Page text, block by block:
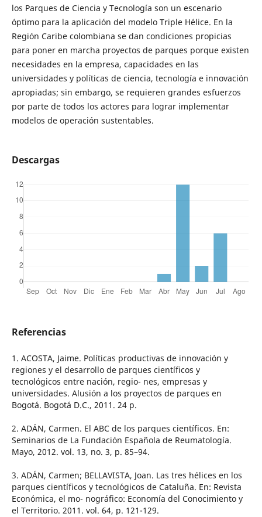
los Parques de Ciencia y Tecnología son un escenario
óptimo para la aplicación del modelo Triple Hélice. En la
Región Caribe colombiana se dan condiciones propicias
para poner en marcha proyectos de parques porque existen
necesidades en la empresa, capacidades en las
universidades y políticas de ciencia, tecnología e innovación
apropiadas; sin embargo, se requieren grandes esfuerzos
por parte de todos los actores para lograr implementar
modelos de operación sustentables.
Descargas
Referencias
1. ACOSTA, Jaime. Políticas productivas de innovación y
regiones y el desarrollo de parques científicos y
tecnológicos entre nación, regio- nes, empresas y
universidades. Alusión a los proyectos de parques en
Bogotá. Bogotá D.C., 2011. 24 p.
2. ADÁN, Carmen. El ABC de los parques científicos. En:
Seminarios de La Fundación Española de Reumatología.
Mayo, 2012. vol. 13, no. 3, p. 85–94.
3. ADÁN, Carmen; BELLAVISTA, Joan. Las tres hélices en los
parques científicos y tecnológicos de Cataluña. En: Revista
Económica, el mo- nográfico: Economía del Conocimiento y
el Territorio. 2011. vol. 64, p. 121-129.